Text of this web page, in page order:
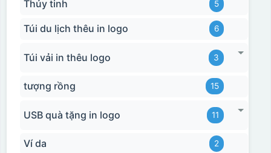
Thủy tinh 5
Túi du lịch thêu in logo 6
Túi vải in thêu logo 3
tượng rồng 15
USB quà tặng in logo 11
Ví da 2